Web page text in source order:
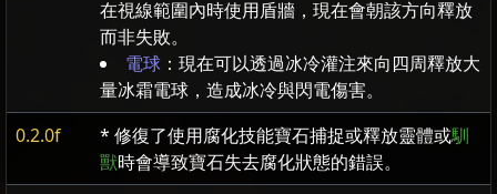
在視線範圍內時使用盾牆，現在會朝該方向釋放
而非失敗。
電球 ：現在可以透過冰冷灌注來向四周釋放大
量冰霜電球，造成冰冷與閃電傷害。
0.2.0f
* 修復了使用腐化技能寶石捕捉或釋放靈體或馴
獸時會導致寶石失去腐化狀態的錯誤。